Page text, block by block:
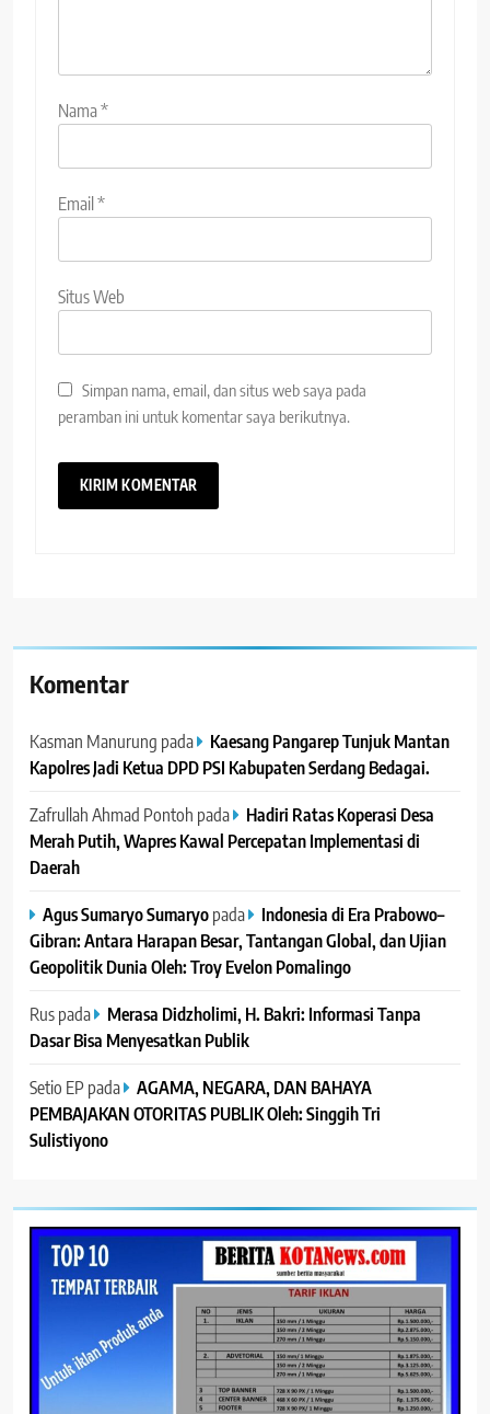
Nama*
Email*
Situs Web
Simpan nama, email, dan situs web saya pada
peramban ini untuk komentar saya berikutnya.
Komentar
Kasman Manurung pada
Kaesang Pangarep Tunjuk Mantan
Kapolres Jadi Ketua DPD PSI Kabupaten Serdang Bedagai. ‎ ‎
Zafrullah Ahmad Pontoh pada
Hadiri Ratas Koperasi Desa
Merah Putih, Wapres Kawal Percepatan Implementasi di
Daerah
Agus Sumaryo Sumaryopada
Indonesia di Era Prabowo–
Gibran: Antara Harapan Besar, Tantangan Global, dan Ujian
Geopolitik Dunia Oleh: Troy Evelon Pomalingo
Ruspada
Merasa Didzholimi, H. Bakri: Informasi Tanpa
Dasar Bisa Menyesatkan Publik
Setio EP pada
AGAMA, NEGARA, DAN BAHAYA
PEMBAJAKAN OTORITAS PUBLIK Oleh: Singgih Tri
Sulistiyono